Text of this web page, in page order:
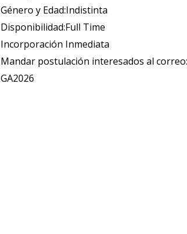
Género y Edad:Indistinta
Disponibilidad:Full Time
Incorporación Inmediata
Mandar postulación interesados al
GA2026